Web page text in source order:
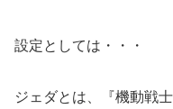
設定としては・・・
ジェダとは、『機動戦